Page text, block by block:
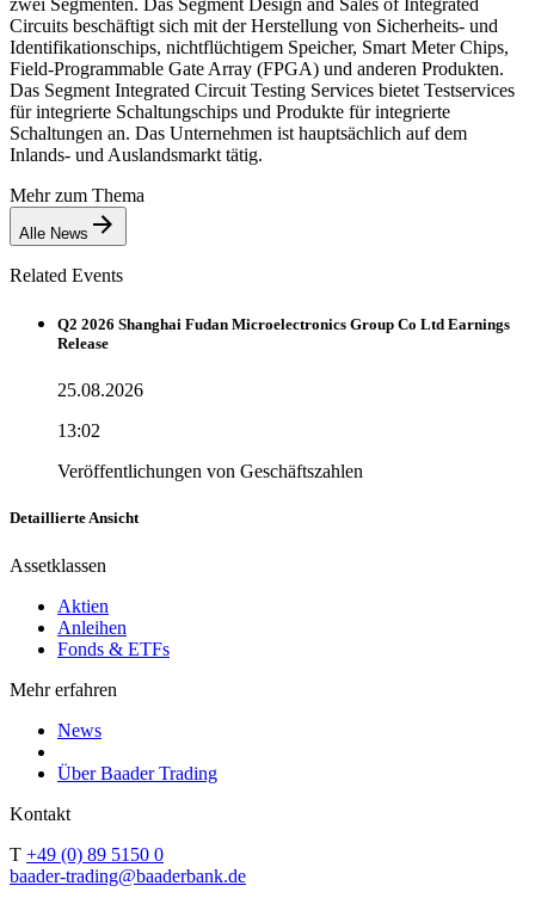
Circuits beschäftigt sich mit der Herstellung von Sicherheits- und
Identifikationschips, nichtflüchtigem Speicher, Smart Meter Chips,
Field-Programmable Gate Array (FPGA) und anderen Produkten.
Das Segment Integrated Circuit Testing Services bietet Testservices
für integrierte Schaltungschips und Produkte für integrierte
Schaltungen an. Das Unternehmen ist hauptsächlich auf dem
Inlands- und Auslandsmarkt tätig.
Mehr zum Thema
Alle News
Related Events
Q2 2026 Shanghai Fudan Microelectronics Group Co Ltd Earnings
Release
25.08.2026
13:02
Veröffentlichungen von Geschäftszahlen
Detaillierte Ansicht
Assetklassen
Aktien
Anleihen
Fonds & ETFs
Mehr erfahren
News
Über Baader Trading
Kontakt
T +49 (0) 89 5150 0
baader-trading@baaderbank.de